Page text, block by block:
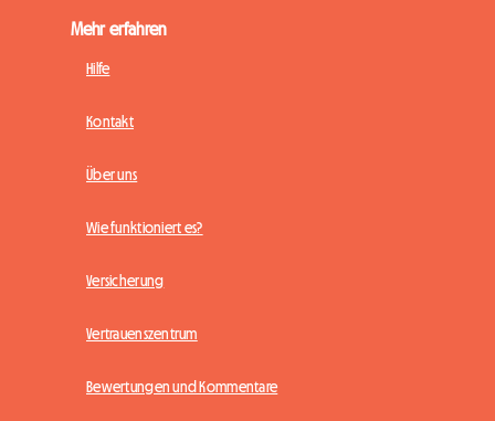
Mehr erfahren
Hilfe
Kontakt
Über uns
Wie funktioniert es?
Versicherung
Vertrauenszentrum
Bewertungen und Kommentare